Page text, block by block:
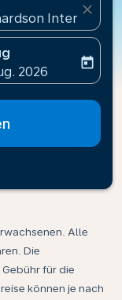
close
labelreturn-date-
2026
today
Alle
Die
für die
können je nach